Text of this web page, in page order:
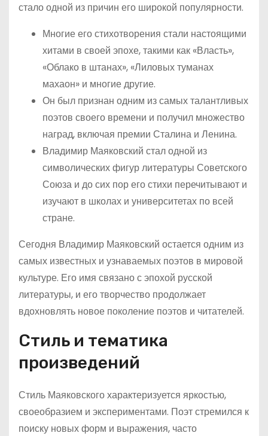
стало одной из причин его широкой популярности.
Многие его стихотворения стали настоящими
хитами в своей эпохе, такими как «Власть»,
«Облако в штанах», «Лиловых туманах
махаон» и многие другие.
Он был признан одним из самых талантливых
поэтов своего времени и получил множество
наград, включая премии Сталина и Ленина.
Владимир Маяковский стал одной из
символических фигур литературы Советского
Союза и до сих пор его стихи перечитывают и
изучают в школах и университетах по всей
стране.
Сегодня Владимир Маяковский остается одним из
самых известных и узнаваемых поэтов в мировой
культуре. Его имя связано с эпохой русской
литературы, и его творчество продолжает
вдохновлять новое поколение поэтов и читателей.
Стиль и тематика
произведений
Стиль Маяковского характеризуется яркостью,
своеобразием и экспериментами. Поэт стремился к
поиску новых форм и выражения, часто